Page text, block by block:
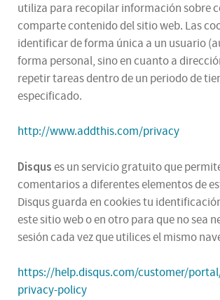
utiliza para recopilar información sobre
comparte contenido del sitio web. Las
identificar de forma única a un usuario
forma personal, sino en cuanto a
repetir tareas dentro de un periodo de
especificado.
http://www.addthis.com/privacy
Disquses un servicio gratuito que
comentarios a diferentes elementos de
Disqus guarda en cookies tu
este sitio web o en otro para que no sea
sesión cada vez que utilices el mismo
https://help.disqus.com/customer/
privacy-policy